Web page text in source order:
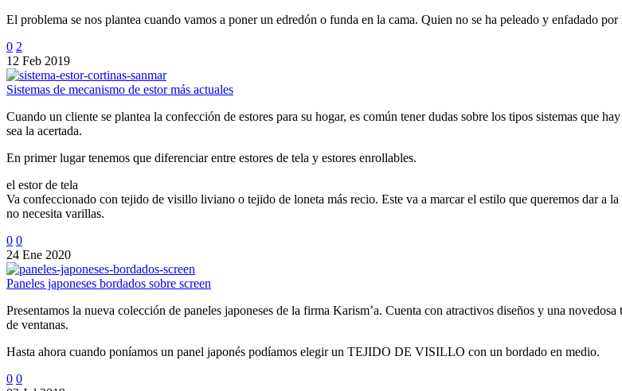
El problema se nos plantea cuando vamos a poner un edredón o funda en la cama. Quien no se ha peleado y enfadado por
0 2
12 Feb 2019
Sistemas de mecanismo de estor más actuales
Cuando un cliente se plantea la confección de estores para su hogar, es común tener dudas sobre los tipos sistemas que
sea la acertada.
En primer lugar tenemos que diferenciar entre estores de tela y estores enrollables.
el estor de tela
Va confeccionado con tejido de visillo liviano o tejido de loneta más recio. Este va a marcar el estilo que queremos dar a
no necesita varillas.
0 0
24 Ene 2020
Paneles japoneses bordados sobre screen
Presentamos la nueva colección de paneles japoneses de la firma Karism’a. Cuenta con atractivos diseños y una
de ventanas.
Hasta ahora cuando poníamos un panel japonés podíamos elegir un TEJIDO DE VISILLO con un bordado en medio.
0 0